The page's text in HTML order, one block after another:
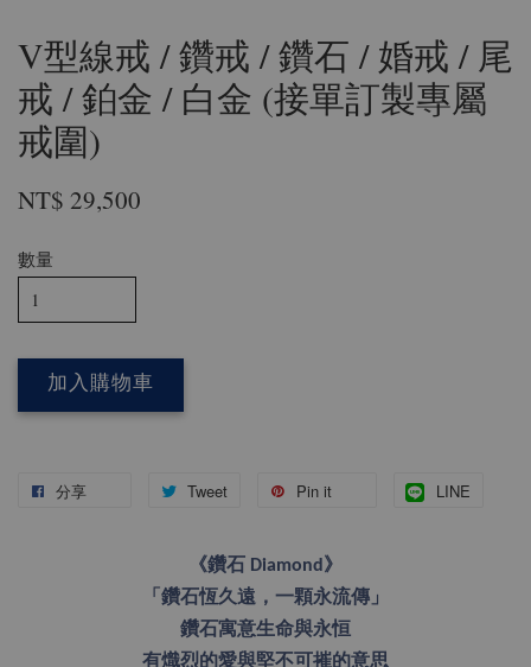
V型線戒 / 鑽戒 / 鑽石 / 婚戒 / 尾
戒 / 鉑金 / 白金 (接單訂製專屬
戒圍)
NT$ 29,500
數量
加入購物車
分享 Tweet Pin it LINE
《鑽石 Diamond》
「鑽石恆久遠，一顆永流傳」
鑽石寓意生命與永恒
有熾烈的愛與堅不可摧的意思